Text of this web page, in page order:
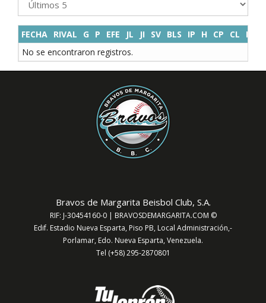
FECHA RIVAL G P EFE JL JI SV BLS IP H CP CL HR
No se encontraron registros.
Bravos de Margarita Beisbol Club, S.A.
RIF: J-30454160-0 | BRAVOSDEMARGARITA.COM ©
Edif. Estadio Nueva Esparta, Piso PB, Local Administración,-
Porlamar, Edo. Nueva Esparta, Venezuela.
Tel (+58) 295-2870801